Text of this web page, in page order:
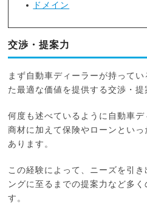
ドメイン
交渉・提案力
まず自動車ディーラーが持って
た最適な価値を提供する交渉・提
何度も述べているように自動車
商材に加えて保険やローンとい
あります。
この経験によって、ニーズを引
ングに至るまでの提案力など多
す。